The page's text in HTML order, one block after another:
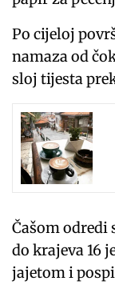
Po cijeloj
namaza od
sloj tijesta
Čašom odredi
do krajeva 16
jajetom i